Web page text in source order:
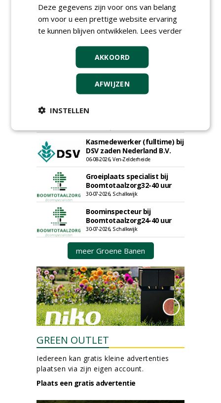
09-07-2026, Castricum en Uitgeest
Rayon- account manager
Nederland; regio Noord &
regio Zuid
18-06-2026, Noord & regio Zuid
Export Manager bij PERFECT -
Van Wamel (fulltime)
12-06-2026, Dreumel
Proefveldmedewerker/
landbouwmachines bij DSV
Kasmedewerker (fulltime) bij
DSV zaden Nederland B.V.
06-08-2026, Ven-Zelderheide
Groeiplaats specialist bij
Boomtotaalzorg32-40 uur
30-07-2026, Schalkwijk
Boominspecteur bij
Boomtotaalzorg24-40 uur
30-07-2026, Schalkwijk
meer Groene Banen
GREEN OUTLET
Iedereen kan gratis kleine advertenties
plaatsen via zijn eigen account.
Plaats een gratis advertentie
Deze gegevens zijn voor ons van belang
om voor u een prettige website ervaring
te kunnen blijven ontwikkelen. Lees verder
AKKOORD
AFWIJZEN
INSTELLEN